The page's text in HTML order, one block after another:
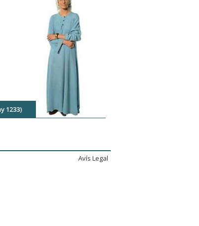
1233)
Avís Legal